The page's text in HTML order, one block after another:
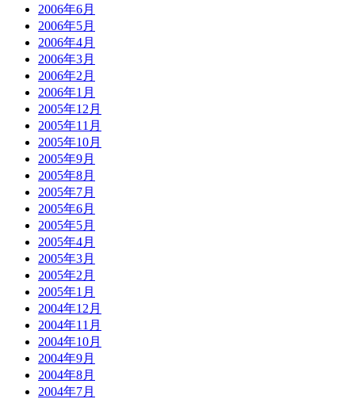
2006年6月
2006年5月
2006年4月
2006年3月
2006年2月
2006年1月
2005年12月
2005年11月
2005年10月
2005年9月
2005年8月
2005年7月
2005年6月
2005年5月
2005年4月
2005年3月
2005年2月
2005年1月
2004年12月
2004年11月
2004年10月
2004年9月
2004年8月
2004年7月